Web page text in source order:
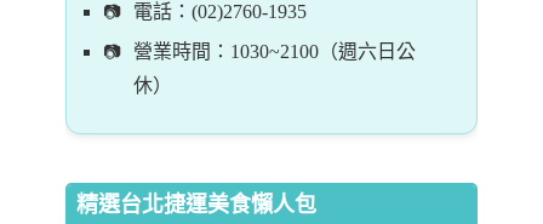
電話：(02)2760-1935
營業時間：1030~2100（週六日公
休）
精選台北捷運美食懶人包